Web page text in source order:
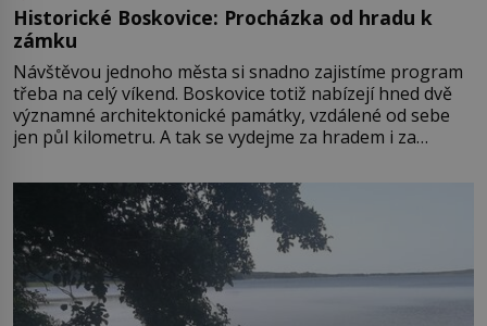
Historické Boskovice: Procházka od hradu k
zámku
Návštěvou jednoho města si snadno zajistíme program
třeba na celý víkend. Boskovice totiž nabízejí hned dvě
významné architektonické památky, vzdálené od sebe
jen půl kilometru. A tak se vydejme za hradem i za
Boskovice na okraji Drahanské vrchoviny vznikla někdy
ve13. století, a už v roce 1313 kronikáři zaznamenali